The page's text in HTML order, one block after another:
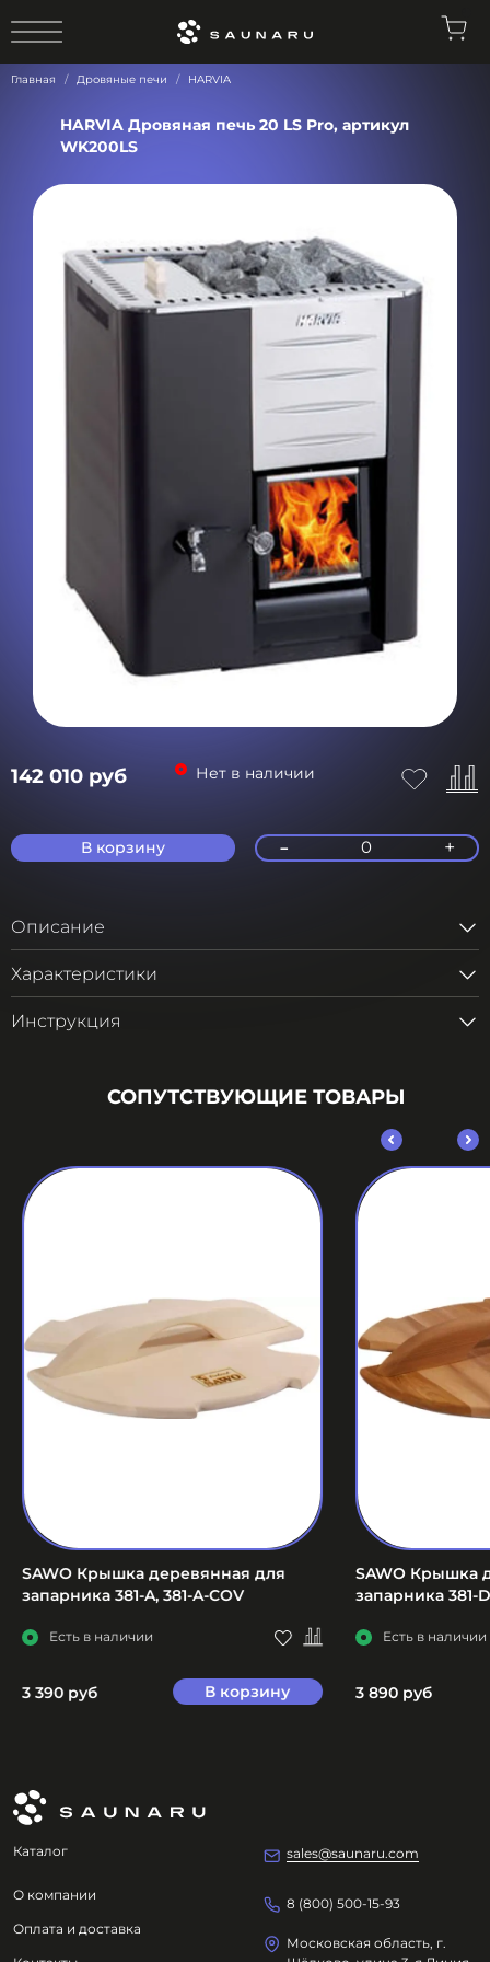
Главная Дровяные печи HARVIA
HARVIA Дровяная печь 20 LS Pro, артикул
WK200LS
142 010 руб Нет в наличии
В корзину - 0 +
Описание
Характеристики
Инструкция
СОПУТСТВУЮЩИЕ ТОВАРЫ
SAWO Крышка деревянная для
запарника 381-A, 381-A-COV
Есть в наличии
3 390 руб В корзину
SAWO Крышка
запарника 381-
Есть в наличии
3 890 руб
Каталог
О компании
Оплата и доставка
sales@saunaru.com
8 (800) 500-15-93
Московская область, г.